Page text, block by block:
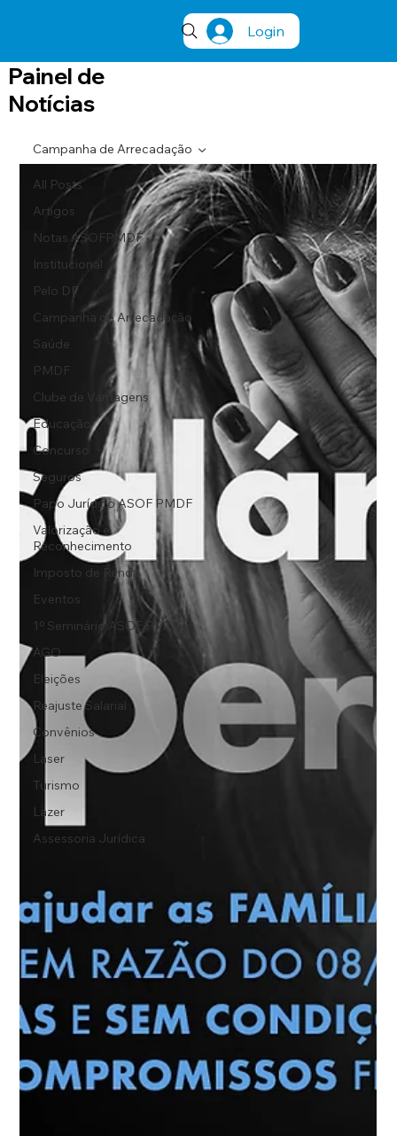
Login
Painel de
Notícias
All Posts
Artigos
Notas ASOFPMDF
Institucional
Pelo DF
Campanha de Arrecadação
Saúde
PMDF
Clube de Vantagens
Educação
Concurso
Seguros
Papo Jurídico ASOF PMDF
Valorização e
Reconhecimento
Imposto de Renda
Eventos
1º Seminário ASOF PMDF
AGO
Eleições
Reajuste Salarial
Convênios
Laser
Turismo
Lazer
Assessoria Jurídica
Campanha de Arrecadação